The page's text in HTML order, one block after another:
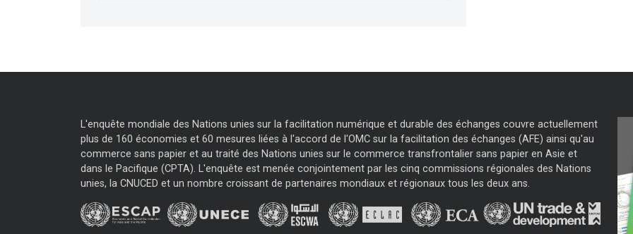
L'enquête mondiale des Nations unies sur la facilitation numérique et durable des échanges couvre actuellement
plus de 160 économies et 60 mesures liées à l'accord de l'OMC sur la facilitation des échanges (AFE) ainsi qu'au
commerce sans papier et au traité des Nations unies sur le commerce transfrontalier sans papier en Asie et
dans le Pacifique (CPTA). L'enquête est menée conjointement par les cinq commissions régionales des Nations
unies, la CNUCED et un nombre croissant de partenaires mondiaux et régionaux tous les deux ans.